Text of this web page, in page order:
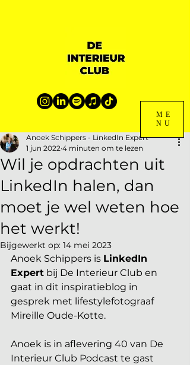
ME
NU
Wil je opdrachten uit
LinkedIn halen, dan
moet je wel weten hoe
het werkt!
Anoek Schippers - LinkedIn Expert
1 jun 2022 4 minuten om te lezen
Bijgewerkt op: 14 mei 2023
Anoek Schippers is LinkedIn
Expert bij De Interieur Club en
gaat in dit inspiratieblog in
gesprek met lifestylefotograaf
Mireille Oude-Kotte.
Anoek is in aflevering 40 van De
Interieur Club Podcast te gast